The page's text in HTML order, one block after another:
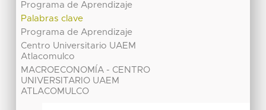
Programa de Aprendizaje
Palabras clave
Programa de Aprendizaje
Centro Universitario UAEM
Atlacomulco
MACROECONOMÍA - CENTRO
UNIVERSITARIO UAEM
ATLACOMULCO